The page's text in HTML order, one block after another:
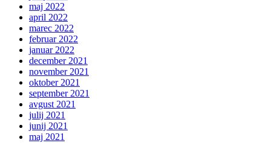
maj 2022
april 2022
marec 2022
februar 2022
januar 2022
december 2021
november 2021
oktober 2021
september 2021
avgust 2021
julij 2021
junij 2021
maj 2021